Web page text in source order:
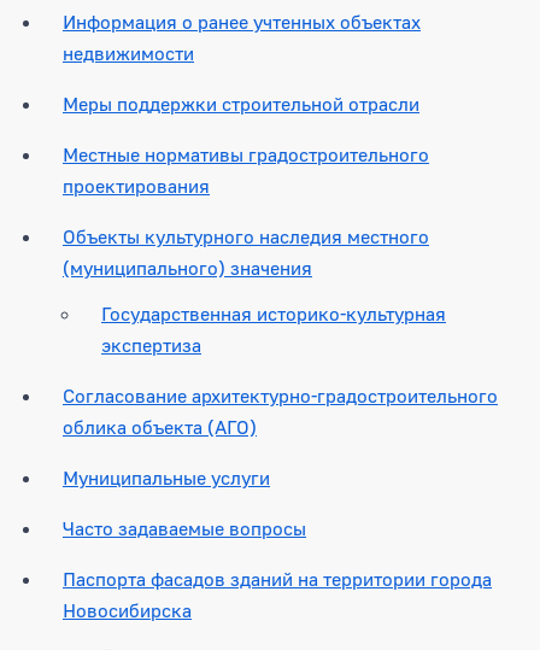
Информация о ранее учтенных объектах
недвижимости
Меры поддержки строительной отрасли
Местные нормативы градостроительного
проектирования
Объекты культурного наследия местного
(муниципального) значения
Государственная историко-культурная
экспертиза
Согласование архитектурно-градостроительного
облика объекта (АГО)
Муниципальные услуги
Часто задаваемые вопросы
Паспорта фасадов зданий на территории города
Новосибирска